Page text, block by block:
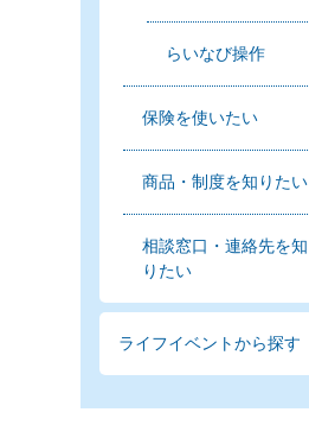
らいなび操作
保険を使いたい
商品・制度を知りたい
相談窓口・連絡先を知
りたい
ライフイベントから探す